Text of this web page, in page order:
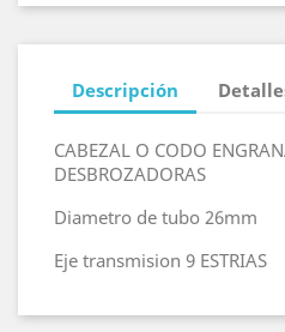
Descripción
CABEZAL O CODO
DESBROZADORAS
Diametro de tubo 26mm
Eje transmision 9 ESTRIAS